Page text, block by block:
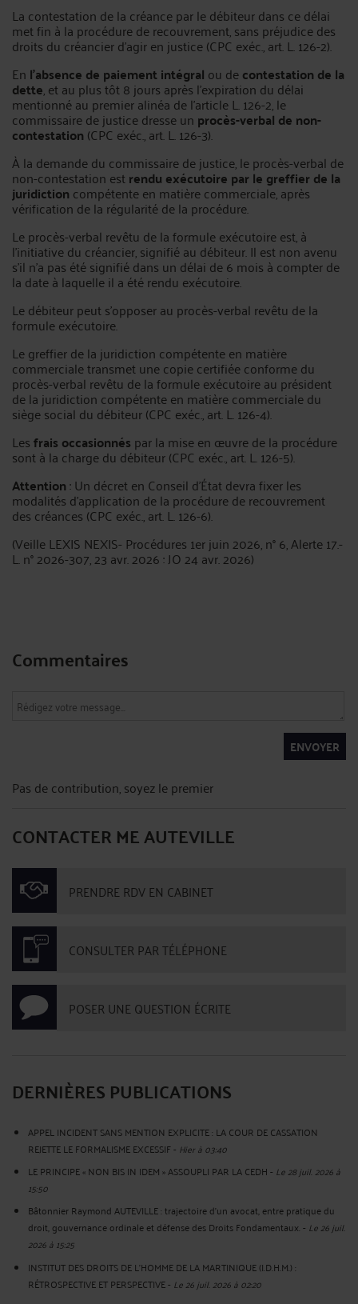
La contestation de la créance par le débiteur dans ce délai
met fin à la procédure de recouvrement, sans préjudice des
droits du créancier d'agir en justice (CPC exéc., art. L. 126-2).
En l'absence de paiement intégral ou decontestation de la
dette, et au plus tôt 8 jours après l'expiration du délai
mentionné au premier alinéa de l'article L. 126-2, le
commissaire de justice dresse un procès-verbal de non-
contestation (CPC exéc., art. L. 126-3).
À la demande du commissaire de justice, le procès-verbal de
non-contestation estrendu exécutoire par le greffier de la
juridiction compétente en matière commerciale, après
vérification de la régularité de la procédure.
Le procès-verbal revêtu de la formule exécutoire est, à
l'initiative du créancier, signifié au débiteur. Il est non avenu
s'il n'a pas été signifié dans un délai de 6 mois à compter de
la date à laquelle il a été rendu exécutoire.
Le débiteur peut s'opposer au procès-verbal revêtu de la
formule exécutoire.
Le greffier de la juridiction compétente en matière
commerciale transmet une copie certifiée conforme du
procès-verbal revêtu de la formule exécutoire au président
de la juridiction compétente en matière commerciale du
siège social du débiteur (CPC exéc., art. L. 126-4).
Lesfrais occasionnés par la mise en œuvre de la procédure
sont à la charge du débiteur (CPC exéc., art. L. 126-5).
Attention: Un décret en Conseil d'État devra fixer les
modalités d'application de la procédure de recouvrement
des créances (CPC exéc., art. L. 126-6).
(Veille LEXIS NEXIS- Procédures 1er juin 2026, n° 6, Alerte 17.-
L. n° 2026-307, 23 avr. 2026 : JO 24 avr. 2026)
Commentaires
ENVOYER
Pas de contribution, soyez le premier
CONTACTER ME AUTEVILLE
PRENDRE RDV EN CABINET
CONSULTER PAR TÉLÉPHONE
POSER UNE QUESTION ÉCRITE
DERNIÈRES PUBLICATIONS
APPEL INCIDENT SANS MENTION EXPLICITE : LA COUR DE CASSATION
REJETTE LE FORMALISME EXCESSIF- Hier à 03:40
LE PRINCIPE « NON BIS IN IDEM » ASSOUPLI PAR LA CEDH- Le 28 juil. 2026 à
15:50
Bâtonnier Raymond AUTEVILLE : trajectoire d’un avocat, entre pratique du
droit, gouvernance ordinale et défense des Droits Fondamentaux.- Le 26 juil.
2026 à 15:25
INSTITUT DES DROITS DE L'HOMME DE LA MARTINIQUE (I.D.H.M.) :
RÉTROSPECTIVE ET PERSPECTIVE- Le 26 juil. 2026 à 02:20